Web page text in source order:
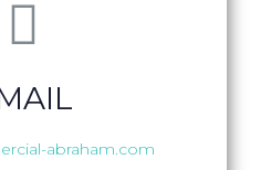
abraham.com